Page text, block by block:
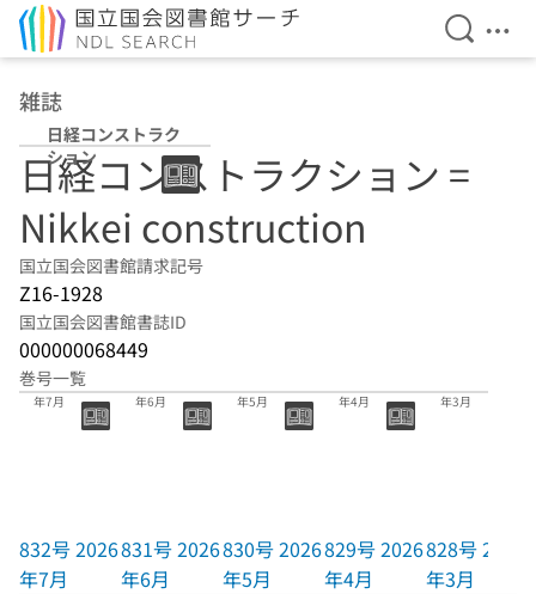
検索を
メ
雑誌
日経コンストラク
ション
日経コンストラクション =
Nikkei construction
国立国会図書館請求記号
Z16-1928
国立国会図書館書誌ID
000000068449
巻号一覧
832号 2026
年7月
832号 2026
年7月
年6月
831号 2026
年6月
年5月
830号 2026
年5月
年4月
829号 2026
年4月
年3月
828号 2026
年3月